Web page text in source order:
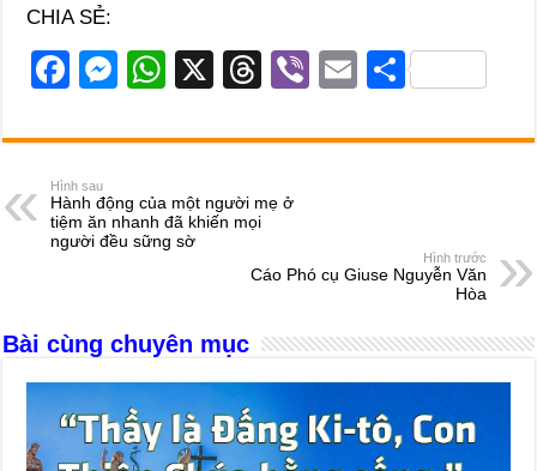
CHIA SẺ:
F
c
e
b
o
k
M
ss
n
g
W
at
A
p
X
T
e
d
s
Vi
er
E
ail
S
ar
Hình sau
Hành động của một người mẹ ở
tiệm ăn nhanh đã khiến mọi
người đều sững sờ
Hình trước
Cáo Phó cụ Giuse Nguyễn Văn
Hòa
Bài cùng chuyên mục